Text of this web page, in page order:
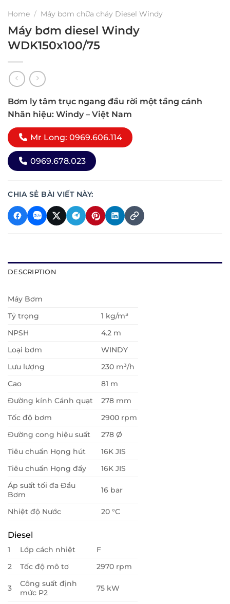
Home / Máy bơm chữa cháy Diesel Windy
Máy bơm diesel Windy
WDK150x100/75
Bơm ly tâm trục ngang đầu rời một tầng cánh
Nhãn hiệu: Windy – Việt Nam
Mr Long: 0969.606.114
0969.678.023
CHIA SẺ BÀI VIẾT NÀY:
DESCRIPTION
Máy Bơm
Tỷ trọng
1 kg/m³
NPSH
4.2 m
Loại bơm
WINDY
Lưu lượng
230 m³/h
Cao
81 m
Đường kính Cánh quạt
278 mm
Tốc độ bơm
2900 rpm
Đường cong hiệu suất
278 Ø
Tiêu chuẩn Họng hút
16K JIS
Tiêu chuẩn Họng đẩy
16K JIS
Áp suất tối đa Đầu
Bơm
16 bar
Nhiệt độ Nước 20 °C
Diesel
1 Lớp cách nhiệt
F
2
Tốc độ mô tơ 2970 rpm
3
Công suất định
mức P2
75 kW